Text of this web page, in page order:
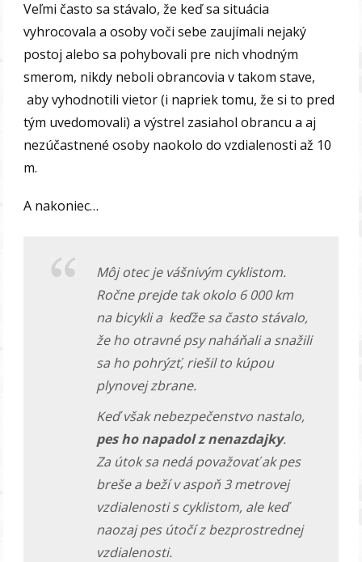
Veľmi často sa stávalo, že keď sa situácia
vyhrocovala a osoby voči sebe zaujímali nejaký
postoj alebo sa pohybovali pre nich vhodným
smerom, nikdy neboli obrancovia v takom stave,
aby vyhodnotili vietor (i napriek tomu, že si to pred
tým uvedomovali) a výstrel zasiahol obrancu a aj
nezúčastnené osoby naokolo do vzdialenosti až 10
m.
A nakoniec…
Môj otec je vášnivým cyklistom.
Ročne prejde tak okolo 6 000 km
na bicykli a keďže sa často stávalo,
že ho otravné psy naháňali a snažili
sa ho pohrýzť, riešil to kúpou
plynovej zbrane.
Keď však nebezpečenstvo nastalo,
pes ho napadol z nenazdajky.
Za útok sa nedá považovať ak pes
breše a beží v aspoň 3 metrovej
vzdialenosti s cyklistom, ale keď
naozaj pes útočí z bezprostrednej
vzdialenosti.